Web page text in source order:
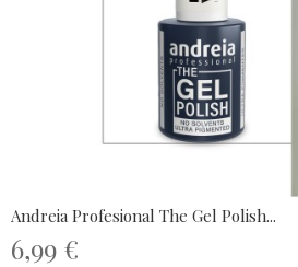
Andreia Profesional The Gel Polish...
6,99 €